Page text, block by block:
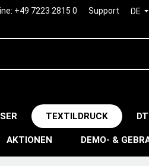
+49 7223 2815 0 Support DE
TEXTILDRUCK
AKTIONEN DEMO- &